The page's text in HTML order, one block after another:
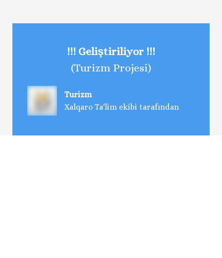
!!! Geliştiriliyor !!!
(Turizm Projesi)
Turizm
Xalqaro Ta'lim ekibi tarafından